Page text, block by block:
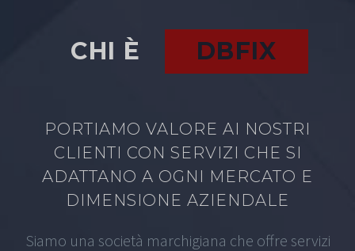
CHI È DBFIX
PORTIAMO VALORE AI NOSTRI
CLIENTI CON SERVIZI CHE SI
ADATTANO A OGNI MERCATO E
DIMENSIONE AZIENDALE
Siamo una società marchigiana che offre servizi